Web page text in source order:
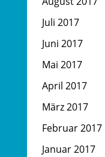
Juli 2017
Juni 2017
Mai 2017
April 2017
März 2017
Februar 2017
Januar 2017